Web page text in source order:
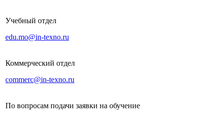
Учебный отдел
edu.mo@in-texno.ru
Коммерческий отдел
commerc@in-texno.ru
По вопросам подачи заявки на обучение